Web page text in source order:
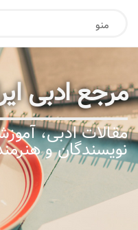
منو
مرجع ادبی
مقالات ادبی،
نویسندگان و